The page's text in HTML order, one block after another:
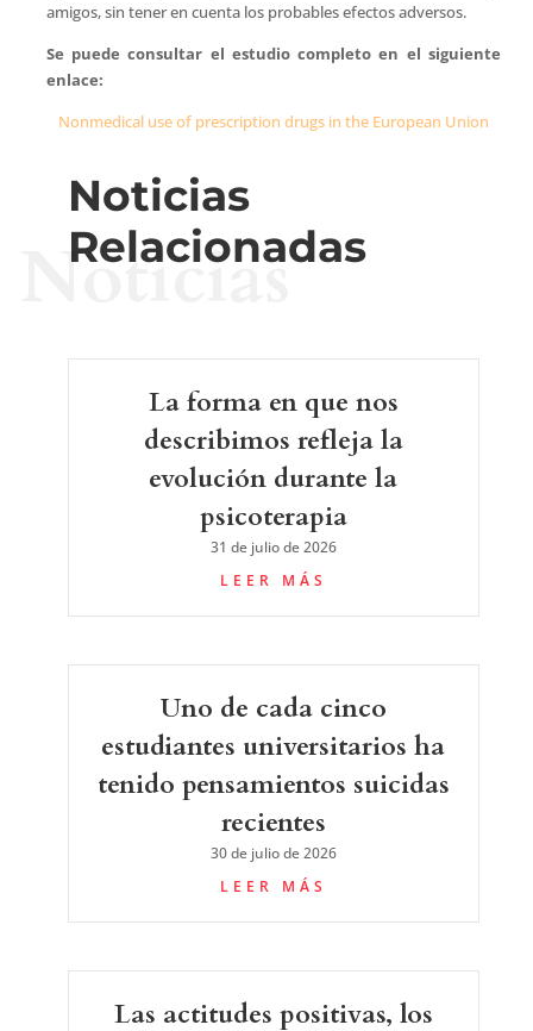
amigos, sin tener en cuenta los probables efectos adversos.
Se puede consultar el estudio completo en el siguiente
enlace:
Nonmedical use of prescription drugs in the European Union
Noticias
Relacionadas
Noticias
La forma en que nos
describimos refleja la
evolución durante la
psicoterapia
31 de julio de 2026
LEER MÁS
Uno de cada cinco
estudiantes universitarios ha
tenido pensamientos suicidas
recientes
30 de julio de 2026
LEER MÁS
Las actitudes positivas, los